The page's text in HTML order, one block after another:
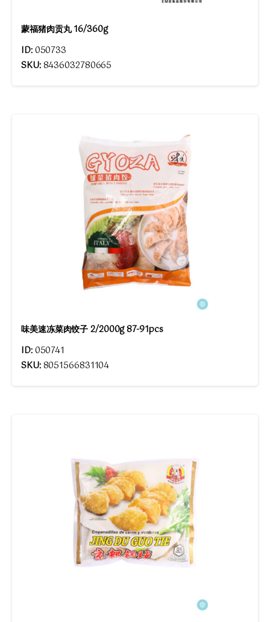
蒙福猪肉贡丸 16/360g
ID:050733
SKU:8436032780665
味美速冻菜肉饺子 2/2000g 87-91pcs
ID:050741
SKU:8051566831104